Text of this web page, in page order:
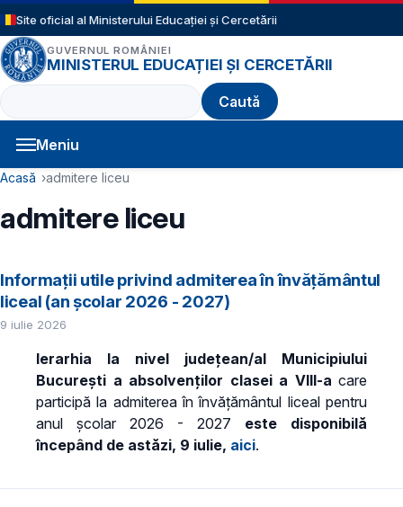
Sari la conținutul principal
Site oficial al Ministerului Educației și Cercetării
GUVERNUL ROMÂNIEI
MINISTERUL EDUCAȚIEI ȘI CERCETĂRII
Caută
Meniu
Navigație principală
Cale de navigare
Acasă admitere liceu
admitere liceu
Informații utile privind admiterea în învățământul
liceal (an școlar 2026 - 2027)
9 iulie 2026
Ierarhia la nivel județean/al Municipiului
București a absolvenților clasei a VIII-a care
participă la admiterea în învățământul liceal pentru
anul școlar 2026 - 2027 este disponibilă
începând de astăzi, 9 iulie, aici.